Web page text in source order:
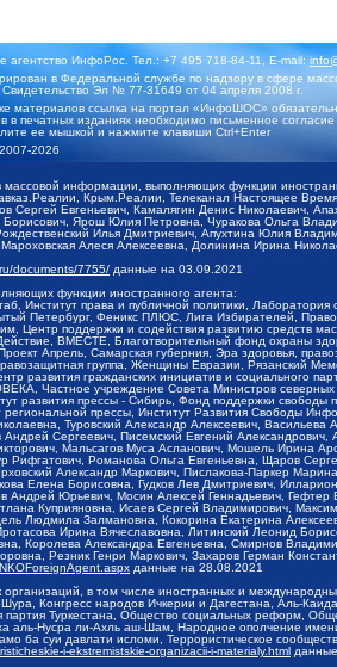
ИнфоРос. Тел.: +7 495 718-84-11, E-mail:
в Федеральной службе по надзору в сфере
Свидетельство Эл № 77-31649 от 04 апреля 2008 г.
материалов ссылка на портал «ИнфоШОС»
в печатных изданиях необходимо письменное
ее мышкой и нажмите клавиши Ctrl+Enter
2026
массовой информации, выполняющих функции
Крым.Реалии, Телеканал Настоящее
Сергей Евгеньевич, Камалягин Денис Николаевич,
Ярош Юлия Петровна, Чуракова Ольга
Илья Дмитриевич, Апухтина Юлия
Алеся Алексеевна, Долинина Ирина
documents/7755/ данные на 03.09.2021
функции иностранного агента:
Институт права и публичной политики,
Петербург, Феникс ПЛЮС, Лига Избирателей,
Центр поддержки и содействия развитию средств
ВМЕСТЕ, Благотворительный фонд охраны
Апрель, Самарская губерния, Эра здоровья,
группа, Женщины Евразии, Рязанский
развития гражданских инициатив и социального
Частное учреждение Совета Министров северных
развития прессы - Сибирь, Фонд поддержки
прессы, Институт Развития Свободы
Туровский Александр Алексеевич,
Андрей Сергеевич, Писемский Евгений
Мальсагов Муса Асланович, Мошель Ирина
Рифгатович, Романова Ольга Евгеньевна, Щаров
Александр Маркович, Пислакова-Паркер
Елена Борисовна, Гудков Лев Дмитриевич,
Андрей Юрьевич, Мосин Алексей Геннадьевич,
Куприяновна, Исаев Сергей Владимирович,
Людмила Залмановна, Кокорина Екатерина
Ирина Вячеславовна, Литинский Леонид
Королева Александра Евгеньевна, Смирнов
Резник Генри Маркович, Захаров Герман
данные на 28.08.2021
в том числе иностранных и
Конгресс народов Ичкерии и Дагестана, Аль-
партия Туркестана, Общество социальных реформ,
аль-Нусра ли-Ахль аш-Шам, Народное ополчение
ба суи давлати исломи, Террористическое
i-ekstremistskie-organizacii-i-materialy.html